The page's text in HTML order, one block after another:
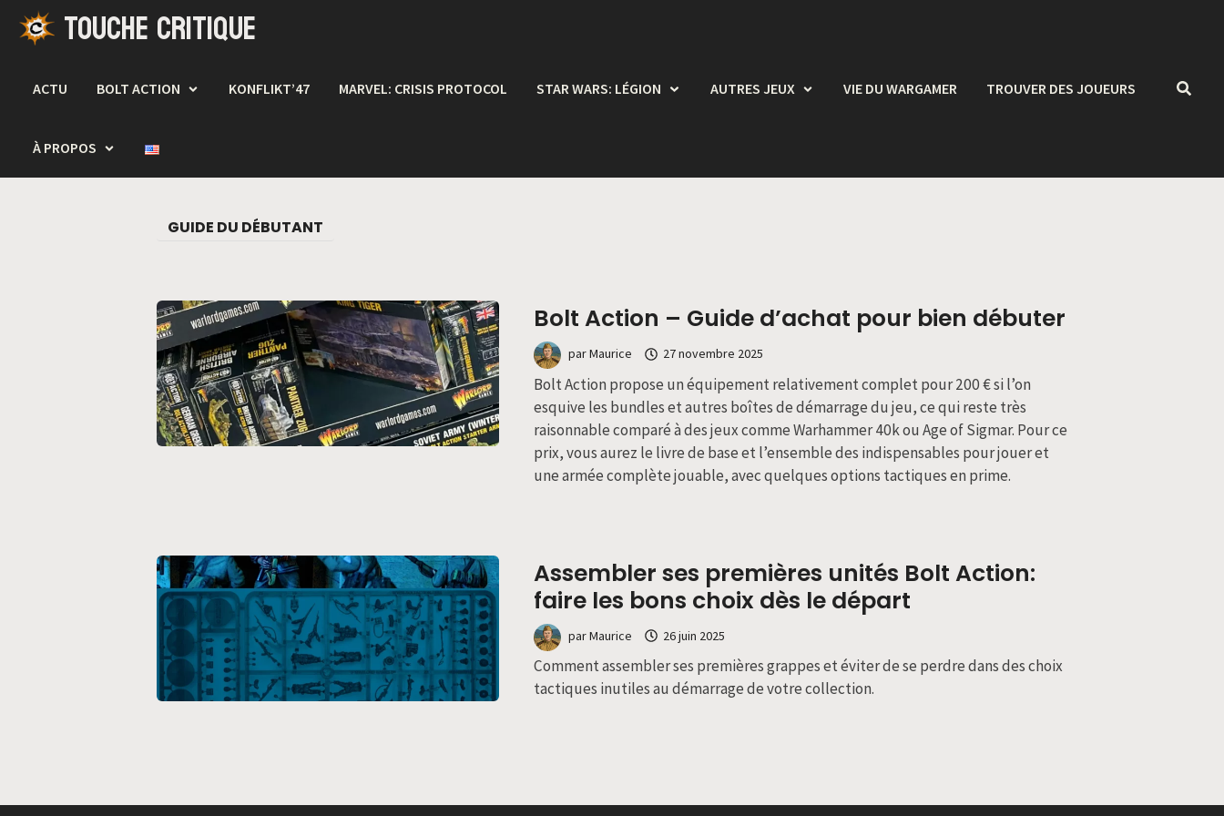
Passer
TOUCHE CRITIQUE
ACTU BOLT ACTION KONFLIKT’47 MARVEL: CRISIS PROTOCOL STAR WARS: LÉGION AUTRES JEUX VIE DU WARGAMER TROUVER DES JOUEURS
À PROPOS
GUIDE DU DÉBUTANT
Bolt Action – Guide d’achat pour bien débuter
parMaurice 27 novembre 2025
Bolt Action propose un équipement relativement complet pour 200 € si l’on
esquive les bundles et autres boîtes de démarrage du jeu, ce qui reste très
raisonnable comparé à des jeux comme Warhammer 40k ou Age of Sigmar. Pour ce
prix, vous aurez le livre de base et l’ensemble des indispensables pour jouer et
une armée complète jouable, avec quelques options tactiques en prime.
Assembler ses premières unités Bolt Action:
faire les bons choix dès le départ
parMaurice 26 juin 2025
Comment assembler ses premières grappes et éviter de se perdre dans des choix
tactiques inutiles au démarrage de votre collection.